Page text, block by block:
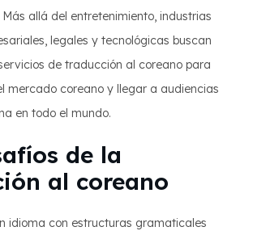
allá del entretenimiento, industrias
legales y tecnológicas buscan
de traducción al coreano para
mercado coreano y llegar a audiencias
en todo el mundo.
de la
al coreano
idioma con estructuras gramaticales